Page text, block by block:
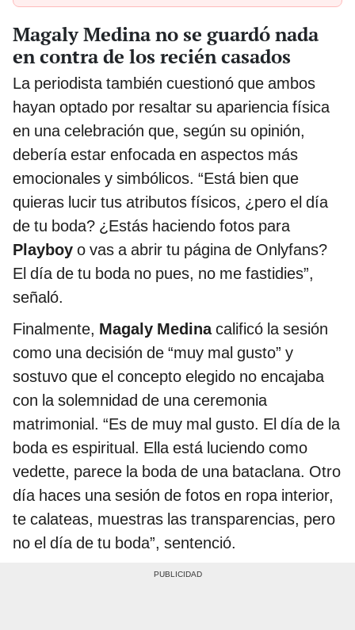
Magaly Medina no se guardó nada
en contra de los recién casados
La periodista también cuestionó que ambos
hayan optado por resaltar su apariencia física
en una celebración que, según su opinión,
debería estar enfocada en aspectos más
emocionales y simbólicos. “Está bien que
quieras lucir tus atributos físicos, ¿pero el día
de tu boda? ¿Estás haciendo fotos para
Playboy o vas a abrir tu página de Onlyfans?
El día de tu boda no pues, no me fastidies”,
señaló.
Finalmente, Magaly Medinacalificó la sesión
como una decisión de “muy mal gusto” y
sostuvo que el concepto elegido no encajaba
con la solemnidad de una ceremonia
matrimonial. “Es de muy mal gusto. El día de la
boda es espiritual. Ella está luciendo como
vedette, parece la boda de una bataclana. Otro
día haces una sesión de fotos en ropa interior,
te calateas, muestras las transparencias, pero
no el día de tu boda”, sentenció.